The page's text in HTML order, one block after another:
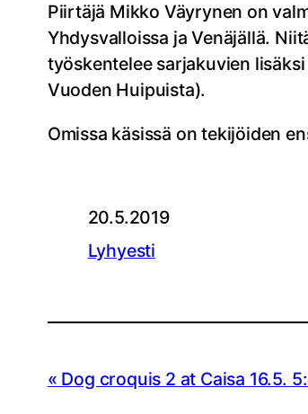
Piirtäjä Mikko Väyrynen on
Yhdysvalloissa ja Venäjällä.
työskentelee sarjakuvien
Vuoden Huipuista).
Omissa käsissä on tekijöiden
20.5.2019
Lyhyesti
Dog croquis 2 at Caisa 16.5.